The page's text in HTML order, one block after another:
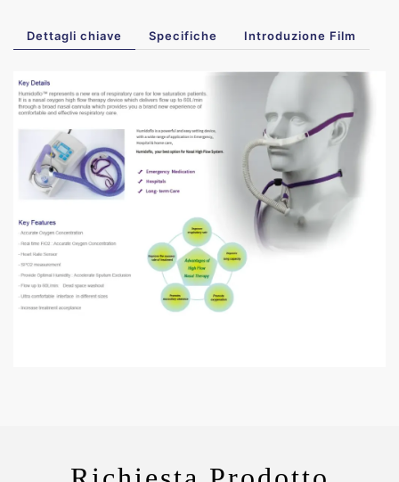
Dettagli chiave Specifiche Introduzione Film